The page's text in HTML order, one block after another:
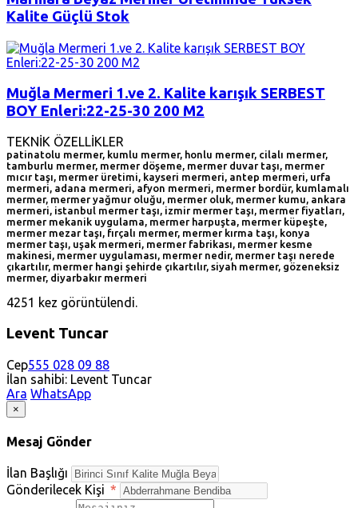
Kalite Güçlü Stok
Muğla Mermeri 1.ve 2. Kalite karışık SERBEST
BOY Enleri:22-25-30 200 M2
TEKNİK ÖZELLİKLER
patinatolu mermer, kumlu mermer, honlu mermer, cilalı mermer,
tamburlu mermer, mermer döşeme, mermer duvar taşı, mermer
mıcır taşı, mermer üretimi, kayseri mermeri, antep mermeri, urfa
mermeri, adana mermeri, afyon mermeri, mermer bordür, kumlamalı
mermer, mermer yağmur oluğu, mermer oluk, mermer kumu, ankara
mermeri, istanbul mermer taşı, izmir mermer taşı, mermer fiyatları,
mermer mekanik uygulama, mermer harpuşta, mermer küpeşte,
mermer mezar taşı, fırçalı mermer, mermer kırma taşı, konya
mermer taşı, uşak mermeri, mermer fabrikası, mermer kesme
makinesi, mermer uygulaması, mermer nedir, mermer taşı nerede
çıkartılır, mermer hangi şehirde çıkartılır, siyah mermer, gözeneksiz
mermer, diyarbakır mermeri
4251 kez görüntülendi.
Levent Tuncar
Cep555 028 09 88
İlan sahibi: Levent Tuncar
Ara WhatsApp
×
Mesaj Gönder
İlan Başlığı
Gönderilecek Kişi *